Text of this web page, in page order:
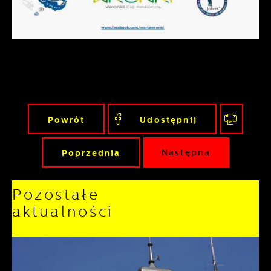
Powrót Udostępnij
Poprzednia Następna
Pozostałe
aktualności